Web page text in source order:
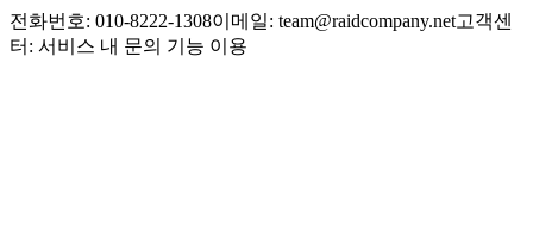
전화번호: 010-8222-1308이메일: team@raidcompany.net고객센
터: 서비스 내 문의 기능 이용